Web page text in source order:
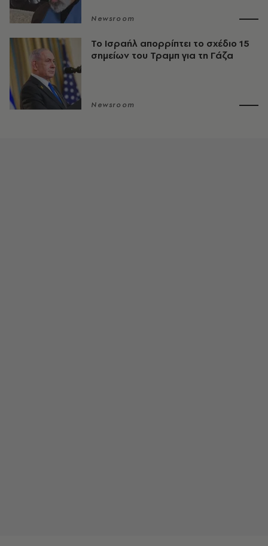
Newsroom
Το Ισραήλ απορρίπτει το σχέδιο 15
σημείων του Τραμπ για τη Γάζα
Newsroom